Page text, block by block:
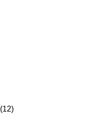
(12)